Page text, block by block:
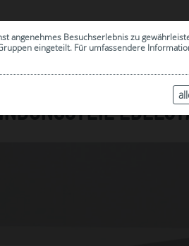
angenehmes Besuchserlebnis zu
eingeteilt. Für umfassendere